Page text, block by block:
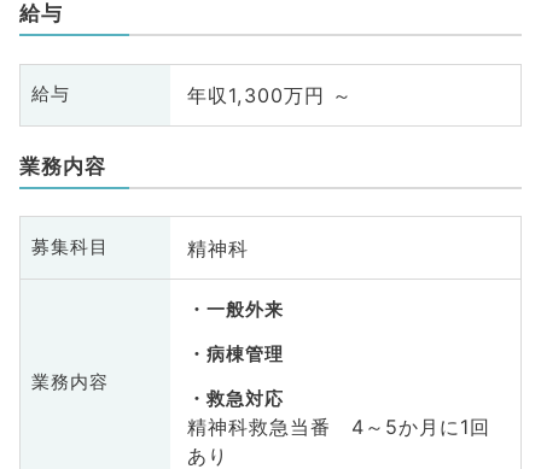
給与
給与 年収1,300万円 ～
業務内容
募集科目 精神科
業務内容
一般外来
病棟管理
救急対応
精神科救急当番 4～5か月に1回
あり